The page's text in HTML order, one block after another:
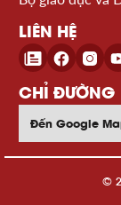
LIÊN HỆ
CHỈ ĐƯỜNG
Đến Google
©